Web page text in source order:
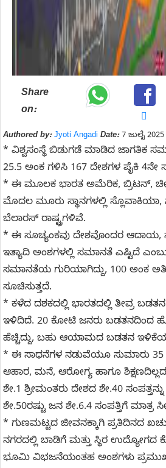
Share
on:
Authored by: Jyoti Angadi Date:7 ಜುಲೈ 2025
* ವಿಶ್ವಸಂಸ್ಥೆ ಬಿಡುಗಡೆ ಮಾಡಿದ ಜಾಗತಿಕ
25.5 ಅಂಕ ಗಳಿಸಿ 167 ದೇಶಗಳ ಪೈಕಿ 4ನೇ
* ಈ ಮೂಲಕ ಭಾರತ ಅಮೆರಿಕ, ಬ್ರಿಟನ್,
ಮೊದಲ ಮೂರು ಸ್ಥಾನಗಳಲ್ಲಿ ಸ್ಲೊವಾಕಿಯಾ,
ಬೆಲಾರಸ್ ರಾಷ್ಟ್ರಗಳಿವೆ.
* ಈ ಸೂಚ್ಯಂಕವು ದೇಶವೊಂದರ ಆದಾಯ,
ಇತ್ಯಾದಿ ಅಂಶಗಳಲ್ಲಿ ಸಮಾನತೆ ಎಷ್ಟಿದೆ
ಸಮಾನತೆಯ ಗುರಿಯಾಗಿದ್ದು, 100 ಅಂಕ
ಸೂಚಿಸುತ್ತದೆ.
* ಕಳೆದ ದಶಕದಲ್ಲಿ ಭಾರತದಲ್ಲಿ ತೀವ್ರ ಬಡತನ
ಇಳಿದಿದೆ. 20 ಕೋಟಿ ಜನರು ಬಡತನದಿಂದ
ಹೆಚ್ಚಿದ್ದು, ಬಹು ಆಯಾಮದ ಬಡತನ
* ಈ ಸಾಧನೆಗಳ ನಡುವೆಯೂ ಸುಮಾರು
ಆಹಾರ, ಮನೆ, ಆರೋಗ್ಯ ಹಾಗೂ ಶಿಕ್ಷಣದಿಲ್ಲದ
ಶೇ.1 ಶ್ರೀಮಂತರು ದೇಶದ ಶೇ.40
ಶೇ.50ರಷ್ಟು ಜನ ಶೇ.6.4 ಸಂಪತ್ತಿಗೆ ಮಾತ್ರ
* ಗುಣಮಟ್ಟದ ಜೀವನಕ್ಕಾಗಿ ಪ್ರತಿದಿನದ
ನಗರದಲ್ಲಿ ಬಾಡಿಗೆ ಮತ್ತು ಸ್ಥಿರ ಉದ್ಯೋಗದ
ಭೂಮಿ ವಿಭಜನೆಯಂತಹ ಅಂಶಗಳು